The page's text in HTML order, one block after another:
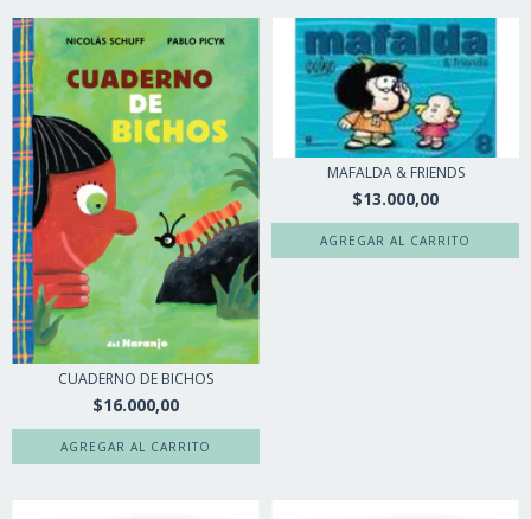
CUADERNO DE BICHOS
$16.000,00
MAFALDA & FRIENDS
$13.000,00